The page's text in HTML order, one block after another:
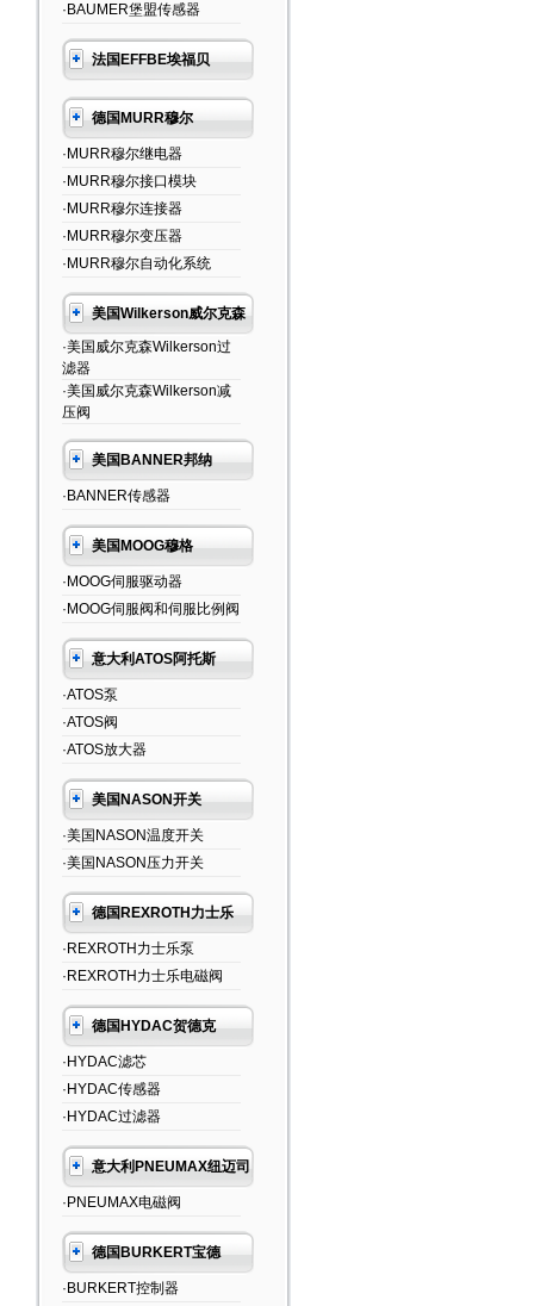
·BAUMER堡盟传感器
法国EFFBE埃福贝
德国MURR穆尔
·MURR穆尔继电器
·MURR穆尔接口模块
·MURR穆尔连接器
·MURR穆尔变压器
·MURR穆尔自动化系统
美国Wilkerson威尔克森
·美国威尔克森Wilkerson过
滤器
·美国威尔克森Wilkerson减
压阀
美国BANNER邦纳
·BANNER传感器
美国MOOG穆格
·MOOG伺服驱动器
·MOOG伺服阀和伺服比例阀
意大利ATOS阿托斯
·ATOS泵
·ATOS阀
·ATOS放大器
美国NASON开关
·美国NASON温度开关
·美国NASON压力开关
德国REXROTH力士乐
·REXROTH力士乐泵
·REXROTH力士乐电磁阀
德国HYDAC贺德克
·HYDAC滤芯
·HYDAC传感器
·HYDAC过滤器
意大利PNEUMAX纽迈司
·PNEUMAX电磁阀
德国BURKERT宝德
·BURKERT控制器